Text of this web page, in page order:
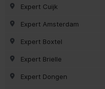
Expert Cuijk
Expert Amsterdam
Expert Boxtel
Expert Brielle
Expert Dongen